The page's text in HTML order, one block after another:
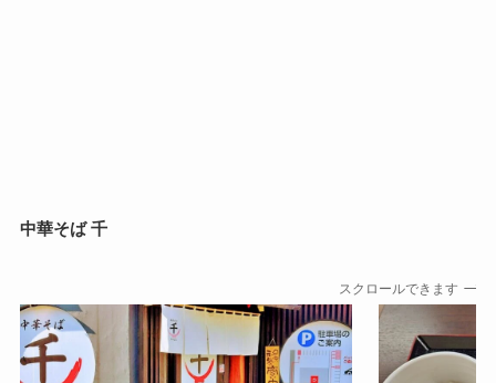
中華そば 千
スクロールできます